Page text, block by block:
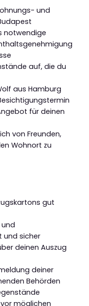
und
notwendige
auf, die du
aus Hamburg
für deinen
von Freunden,
Wohnort zu
gut
und sicher
deinen Auszug
deiner
Behörden
möglichen